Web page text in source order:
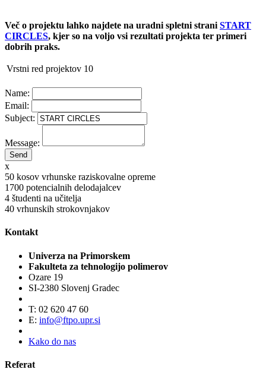
Več o projektu lahko najdete na uradni spletni strani START
CIRCLES, kjer so na voljo vsi rezultati projekta ter primeri
dobrih praks.
Vrstni red projektov 10
Name:
Email:
Subject:
Message:
x
50 kosov vrhunske raziskovalne opreme
1700 potencialnih delodajalcev
4 študenti na učitelja
40 vrhunskih strokovnjakov
Kontakt
Univerza na Primorskem
Fakulteta za tehnologijo polimerov
Ozare 19
SI-2380 Slovenj Gradec
T: 02 620 47 60
E: info@ftpo.upr.si
Kako do nas
Referat